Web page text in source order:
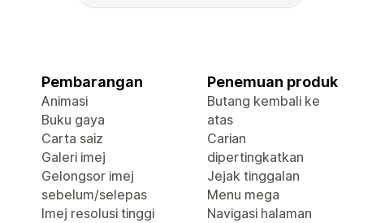
Pembarangan
Animasi
Buku gaya
Carta saiz
Galeri imej
Gelongsor imej
sebelum/selepas
Imej resolusi tinggi
Penemuan produk
Butang kembali ke
atas
Carian
dipertingkatkan
Jejak tinggalan
Menu mega
Navigasi halaman